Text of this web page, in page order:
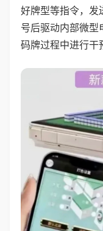
好牌型等指令，发
号后驱动内部微型
码牌过程中进行干